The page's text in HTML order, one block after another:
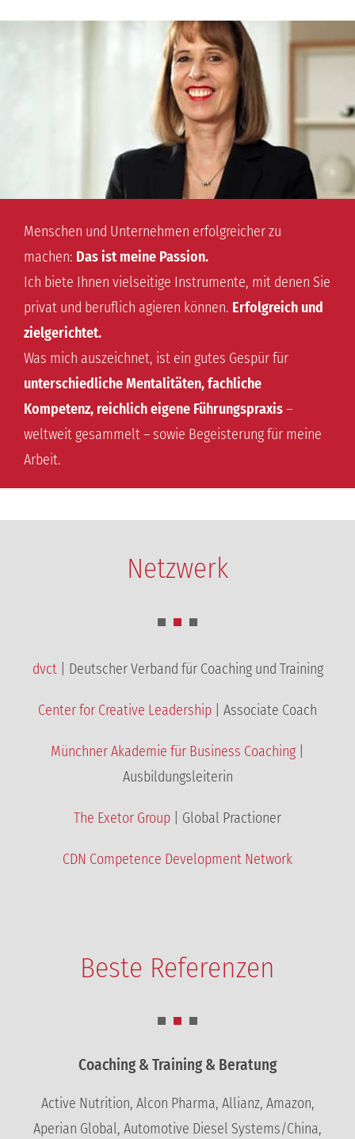
Menschen und Unternehmen erfolgreicher zu
machen: Das ist meine Passion.
Ich biete Ihnen vielseitige Instrumente, mit denen Sie
privat und beruflich agieren können. Erfolgreich und
zielgerichtet.
Was mich auszeichnet, ist ein gutes Gespür für
unterschiedliche Mentalitäten, fachliche
Kompetenz, reichlich eigene Führungspraxis–
weltweit gesammelt – sowie Begeisterung für meine
Arbeit.
Netzwerk
dvct| Deutscher Verband für Coaching und Training
Center for Creative Leadership | Associate Coach
Münchner Akademie für Business Coaching
Ausbildungsleiterin
The Exetor Group | Global Practioner
CDN Competence Development Network
Beste Referenzen
Coaching & Training & Beratung
Active Nutrition, Alcon Pharma, Allianz, Amazon,
Aperian Global, Automotive Diesel Systems/China,